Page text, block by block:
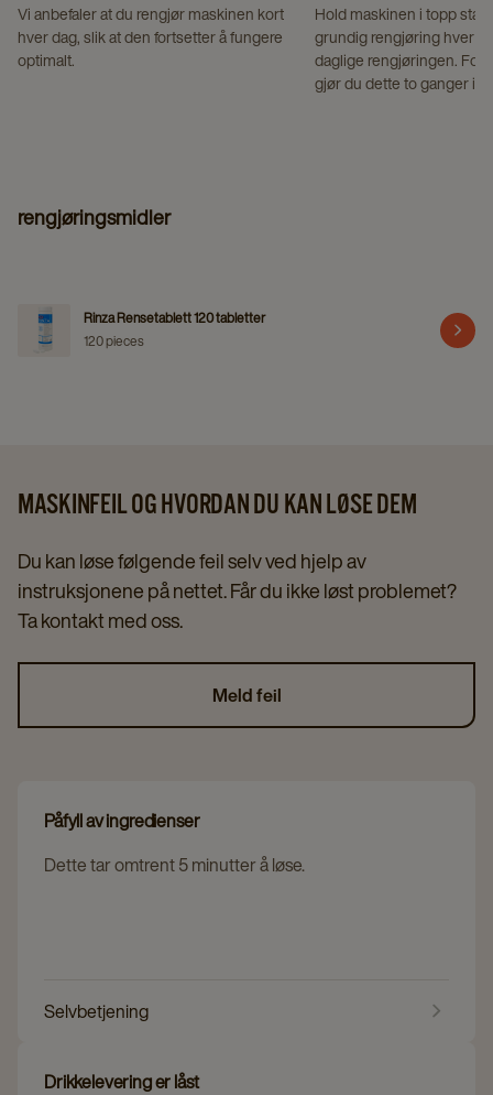
Vi anbefaler at du rengjør maskinen kort
hver dag, slik at den fortsetter å fungere
optimalt.
Hold maskinen i topp
grundig rengjøring hver
daglige rengjøringen. For
gjør du dette to ganger i
rengjøringsmidler
Rinza Rensetablett 120 tabletter
120 pieces
MASKINFEIL OG HVORDAN DU KAN LØSE DEM
Du kan løse følgende feil selv ved hjelp av
instruksjonene på nettet. Får du ikke løst problemet?
Ta kontakt med oss.
Meld feil
Påfyll av ingredienser
Dette tar omtrent 5 minutter å løse.
Selvbetjening
Drikkelevering er låst